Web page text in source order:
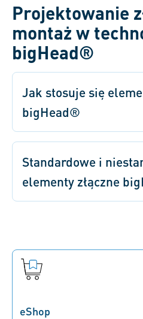
Projektowanie
montaż w
bigHead®
Jak stosuje się
bigHead®
Standardowe i
elementy złączne
eShop